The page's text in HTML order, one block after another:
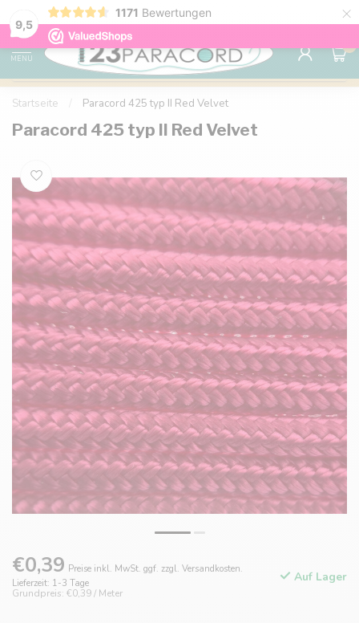
9,5
1171 Bewertungen ×
Kostenlose Lieferung nach Hause ab 150 €
MENU
0
Startseite Paracord 425 typ II Red Velvet
Paracord 425 typ II Red Velvet
€0,39 Preise inkl. MwSt. ggf. zzgl. Versandkosten.
Lieferzeit: 1-3 Tage
Grundpreis: €0,39 / Meter
Auf Lager